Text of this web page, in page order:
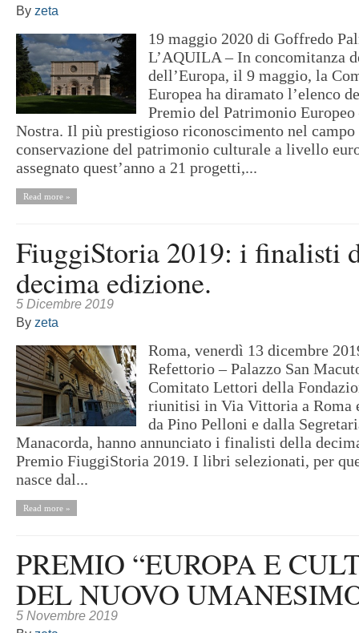
By zeta
19 maggio 2020 di Goffredo
L’AQUILA – In concomitanza
dell’Europa, il 9 maggio, la
Europea ha diramato l’elenco
Premio del Patrimonio
Nostra. Il più prestigioso riconoscimento nel campo
conservazione del patrimonio culturale a livello
assegnato quest’anno a 21 progetti,...
Read more »
FiuggiStoria 2019: i finalisti
decima edizione.
5 Dicembre 2019
By zeta
Roma, venerdì 13 dicembre
Refettorio – Palazzo San
Comitato Lettori della
riunitisi in Via Vittoria a Roma
da Pino Pelloni e dalla
Manacorda, hanno annunciato i finalisti della
Premio FiuggiStoria 2019. I libri selezionati, per
nasce dal...
Read more »
PREMIO “EUROPA E
DEL NUOVO
5 Novembre 2019